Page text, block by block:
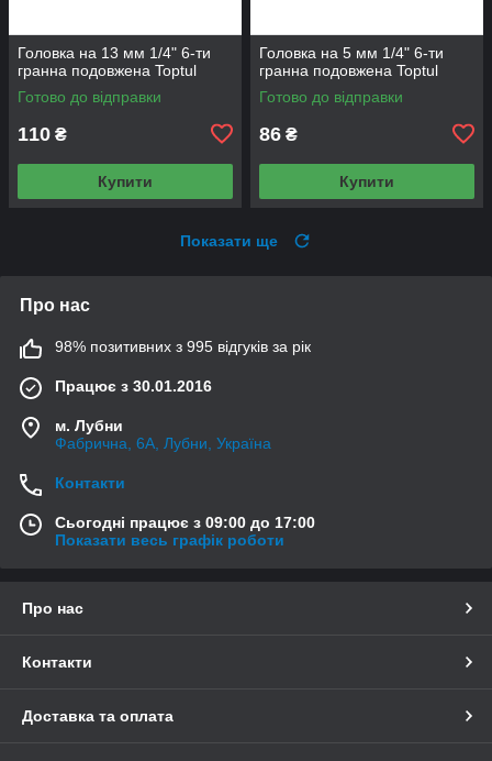
Головка на 13 мм 1/4" 6-ти
гранна подовжена Toptul
Готово до відправки
110 ₴
Купити
Головка на 5 мм 1/4" 6-ти
гранна подовжена Toptul
Готово до відправки
86 ₴
Купити
Показати ще
Про нас
98% позитивних з 995 відгуків за рік
Працює з 30.01.2016
м. Лубни
Фабрична, 6А, Лубни, Україна
Контакти
Сьогодні працює з 09:00 до 17:00
Показати весь графік роботи
Про нас
Контакти
Доставка та оплата